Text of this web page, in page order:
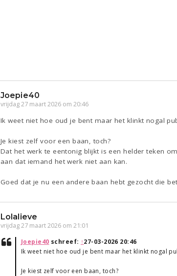
Joepie40
vrijdag 27 maart 2026 om 20:46
Ik weet niet hoe oud je bent maar het klinkt nogal
Je kiest zelf voor een baan, toch?
Dat het werk te eentonig blijkt is een helder teken
aan dat iemand het werk niet aan kan.
Goed dat je nu een andere baan hebt gezocht die
Lolalieve
vrijdag 27 maart 2026 om 21:01
Joepie40 schreef: ↑27-03-2026 20:46
Ik weet niet hoe oud je bent maar het klinkt nogal
Je kiest zelf voor een baan, toch?